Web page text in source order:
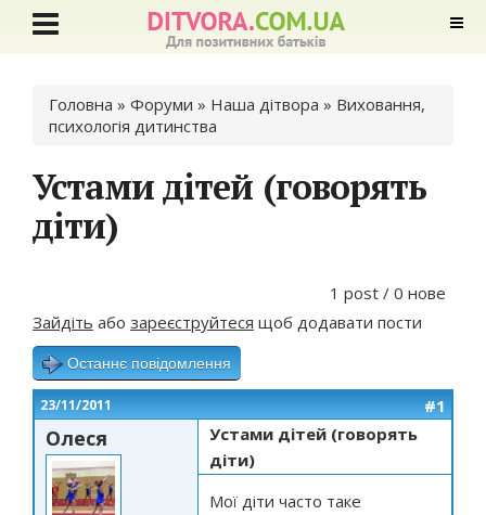
Ви є тут
Головна » Форуми » Наша дітвора » Виховання,
психологія дитинства
Устами дітей (говорять
діти)
1 post / 0 нове
Зайдіть або зареєструйтеся щоб додавати пости
Останнє повідомлення
23/11/2011 #1
Олеся
Устами дітей (говорять
діти)
Мої діти часто таке